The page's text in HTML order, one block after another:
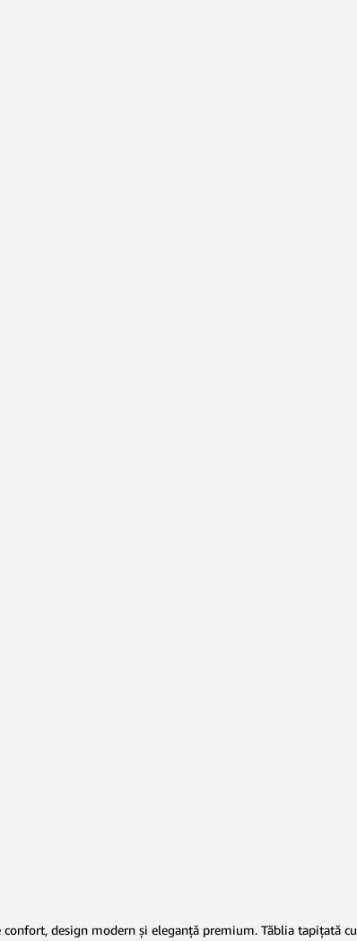
design modern și eleganță premium. Tăblia tapițată